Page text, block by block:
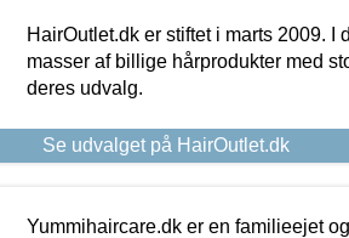
HairOutlet.dk er stiftet i marts 2009.
masser af billige hårprodukter med
deres udvalg.
Se udvalget på HairOutlet.dk
Yummihaircare.dk er en familieejet